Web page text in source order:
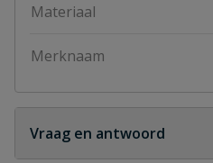
Materiaal
Merknaam
Vraag en antwoord